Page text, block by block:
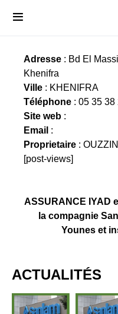
ASSURANCE
Adresse : Bd El
Khenifra
Ville : KHENIFRA
Téléphone : 05 35 38
Site web :
Email :
Proprietaire :
[post-views]
ASSURANCE IYAD
la compagnie
Younes et
ACTUALITÉS